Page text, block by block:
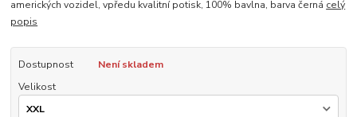
amerických vozidel, vpředu kvalitní potisk, 100% bavlna, barva černá celý
popis
Dostupnost
Není skladem
Velikost